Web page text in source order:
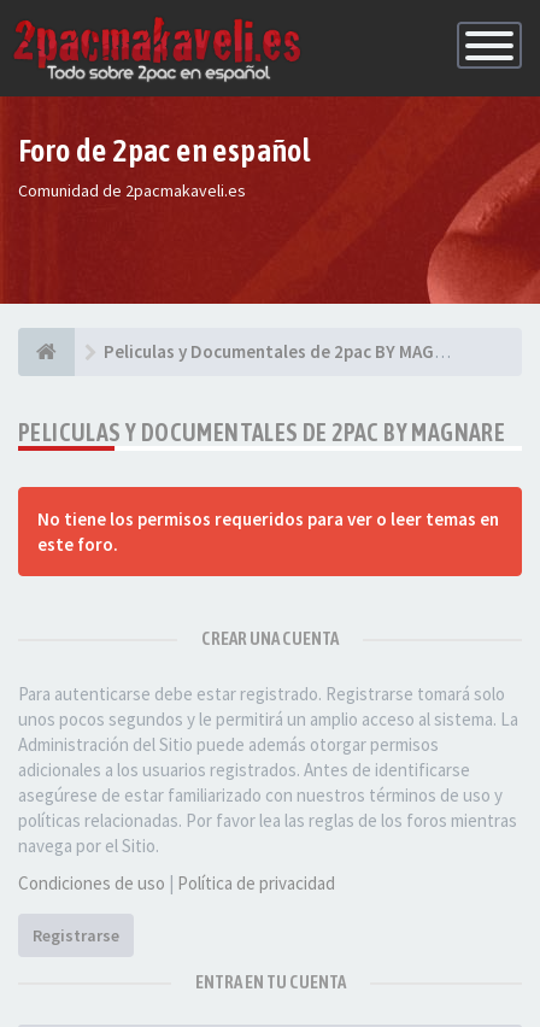
de
Foro de 2pac en español
Comunidad de 2pacmakaveli.es
Peliculas y Documentales de 2pac BY MAGNARE
PELICULAS Y DOCUMENTALES DE 2PAC BY MAGNARE
No tiene los permisos requeridos para ver o leer temas en
este foro.
CREAR UNA CUENTA
Para autenticarse debe estar registrado. Registrarse tomará solo
unos pocos segundos y le permitirá un amplio acceso al sistema. La
Administración del Sitio puede además otorgar permisos
adicionales a los usuarios registrados. Antes de identificarse
asegúrese de estar familiarizado con nuestros términos de uso y
políticas relacionadas. Por favor lea las reglas de los foros mientras
navega por el Sitio.
Condiciones de uso | Política de privacidad
Registrarse
ENTRA EN TU CUENTA